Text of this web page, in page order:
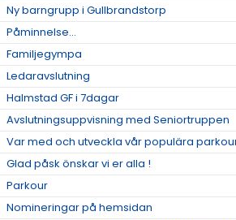
Ny barngrupp i Gullbrandstorp
Påminnelse...
Familjegympa
Ledaravslutning
Halmstad GF i 7dagar
Avslutningsuppvisning med Seniortruppen
Var med och utveckla vår populära
Glad påsk önskar vi er alla !
Parkour
Nomineringar på hemsidan